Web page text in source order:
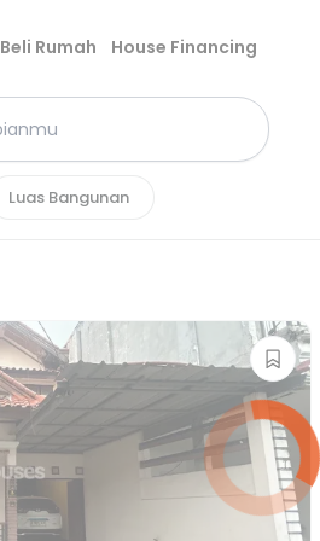
Beli Rumah House Financing
Luas Bangunan